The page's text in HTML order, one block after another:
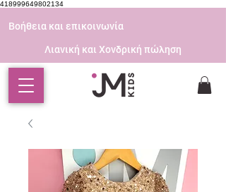
418999649802134
Βοήθεια και επικοινωνία
Λιανική και Χονδρική πώληση